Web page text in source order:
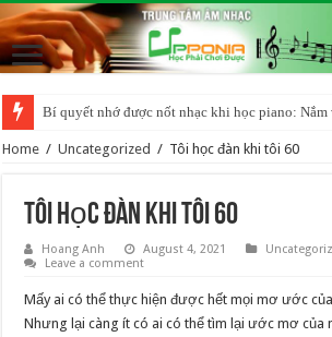
Bí quyết nhớ được nốt nhạc khi học piano:
Home / Uncategorized / Tôi học đàn khi tôi 60
Tôi học đàn khi tôi 60
Hoang Anh August 4, 2021
Leave a comment
Mấy ai có thể thực hiện được hết mọi mơ ước
Nhưng lại càng ít có ai có thể tìm lại ước mơ của